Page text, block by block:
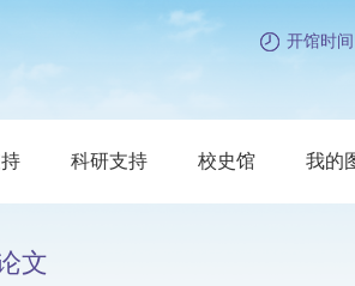
开馆时
科研支持 校史馆 我的
文